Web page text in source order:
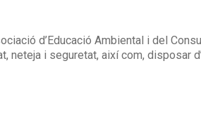
d’Educació Ambiental i del
i seguretat, així com, disposar